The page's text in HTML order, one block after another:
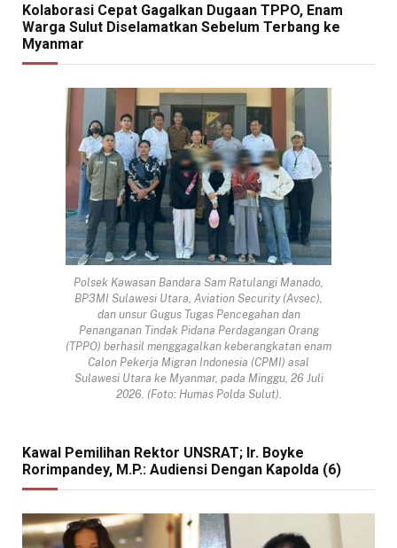
Kolaborasi Cepat Gagalkan Dugaan TPPO, Enam
Warga Sulut Diselamatkan Sebelum Terbang ke
Myanmar
Polsek Kawasan Bandara Sam Ratulangi Manado,
BP3MI Sulawesi Utara, Aviation Security (Avsec),
dan unsur Gugus Tugas Pencegahan dan
Penanganan Tindak Pidana Perdagangan Orang
(TPPO) berhasil menggagalkan keberangkatan enam
Calon Pekerja Migran Indonesia (CPMI) asal
Sulawesi Utara ke Myanmar, pada Minggu, 26 Juli
2026. (Foto: Humas Polda Sulut).
Kawal Pemilihan Rektor UNSRAT; Ir. Boyke
Rorimpandey, M.P.: Audiensi Dengan Kapolda (6)